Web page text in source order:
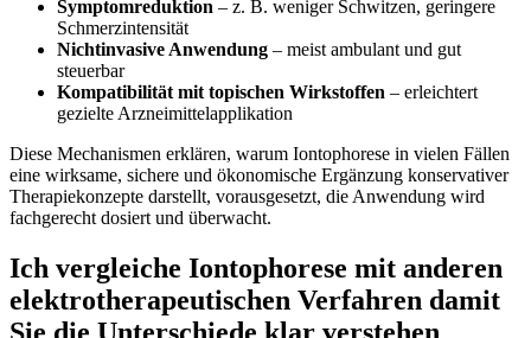
Symptomreduktion – ⁢z. B. weniger Schwitzen, geringere
Schmerzintensität
Nichtinvasive Anwendung – meist ambulant und gut
steuerbar
Kompatibilität mit topischen Wirkstoffen – erleichtert
gezielte Arzneimittelapplikation
Diese Mechanismen erklären, warum Iontophorese in vielen Fällen
eine wirksame, ​sichere und ökonomische Ergänzung konservativer
Therapiekonzepte darstellt, vorausgesetzt, die Anwendung wird
fachgerecht dosiert und überwacht.
Ich vergleiche Iontophorese mit anderen
elektrotherapeutischen Verfahren damit